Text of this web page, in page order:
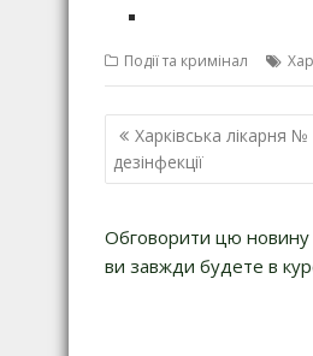
Події та кримінал
Н
а
і
г
Харківська лікарня
дезінфекції
Обговорити цю новину
ви завжди будете в